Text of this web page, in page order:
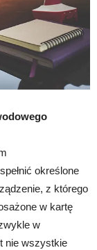
określone
z którego
w kartę
w
nie wszystkie